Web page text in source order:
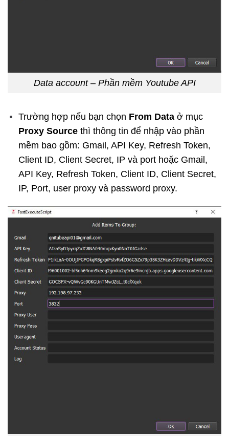
Data account – Phần mềm Youtube API
Trường hợp nếu bạn chọn From Dataở mục
Proxy Sourcethì thông tin để nhập vào phần
mềm bao gồm: Gmail, API Key, Refresh Token,
Client ID, Client Secret, IP và port hoặc Gmail,
API Key, Refresh Token, Client ID, Client Secret,
IP, Port, user proxy và password proxy.